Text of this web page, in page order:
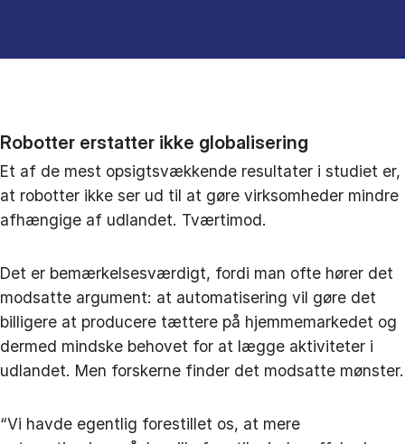
Robotter erstatter ikke globalisering
Et af de mest opsigtsvækkende resultater i studiet er,
at robotter ikke ser ud til at gøre virksomheder mindre
afhængige af udlandet. Tværtimod.
Det er bemærkelsesværdigt, fordi man ofte hører det
modsatte argument: at automatisering vil gøre det
billigere at producere tættere på hjemmemarkedet og
dermed mindske behovet for at lægge aktiviteter i
udlandet. Men forskerne finder det modsatte mønster.
“Vi havde egentlig forestillet os, at mere